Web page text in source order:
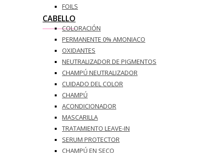
FOILS
CABELLO
COLORACIÓN
PERMANENTE 0% AMONIACO
OXIDANTES
NEUTRALIZADOR DE PIGMENTOS
CHAMPÚ NEUTRALIZADOR
CUIDADO DEL COLOR
CHAMPÚ
ACONDICIONADOR
MASCARILLA
TRATAMIENTO LEAVE-IN
SERUM PROTECTOR
CHAMPÚ EN SECO